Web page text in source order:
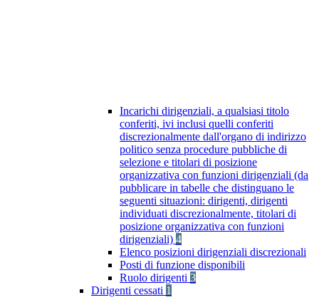
Incarichi dirigenziali, a qualsiasi titolo
conferiti, ivi inclusi quelli conferiti
discrezionalmente dall'organo di indirizzo
politico senza procedure pubbliche di
selezione e titolari di posizione
organizzativa con funzioni dirigenziali (da
pubblicare in tabelle che distinguano le
seguenti situazioni: dirigenti, dirigenti
individuati discrezionalmente, titolari di
posizione organizzativa con funzioni
dirigenziali) 4
Elenco posizioni dirigenziali discrezionali
Posti di funzione disponibili
Ruolo dirigenti 3
Dirigenti cessati 1